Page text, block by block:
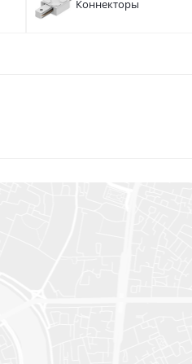
Коннекторы